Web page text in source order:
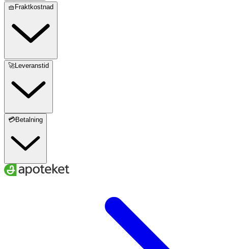
🧺Fraktkostnad
🚀Leveranstid
💳Betalning